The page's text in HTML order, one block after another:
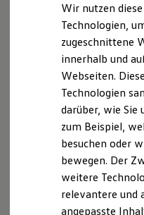
Laden
Laden
Batterie
Sicherheit
Technologie
Kosten und Kauf
E-Auto-
Software und
Die ID.
ID.
Digitale
, 1 von 2 , 2 von 2
Datenschutzerklärungen
Wir nutzen
Technologien,
zugeschnittene
innerhalb und
Webseiten.
Technologien
darüber, wie Sie
zum Beispiel,
besuchen oder
bewegen. Der
weitere
relevantere und
angepasste